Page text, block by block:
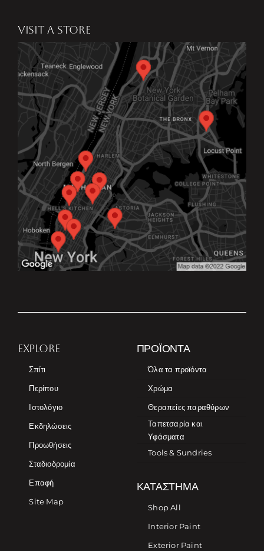
VISIT A STORE
EXPLORE
Σπίτι
Περίπου
Ιστολόγιο
Εκδηλώσεις
Προωθήσεις
Σταδιοδρομία
Επαφή
Site Map
ΠΡΟΪΌΝΤΑ
Όλα τα προϊόντα
Χρώμα
Θεραπείες παραθύρων
Ταπετσαρία και
Υφάσματα
Tools & Sundries
ΚΑΤΆΣΤΗΜΑ
Shop All
Interior Paint
Exterior Paint